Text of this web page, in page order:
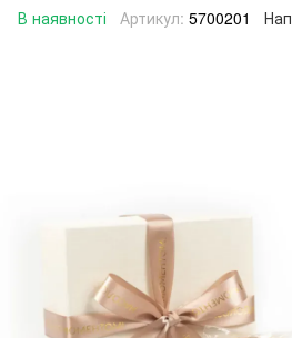
В наявності Артикул: 5700201